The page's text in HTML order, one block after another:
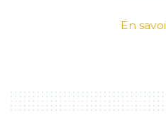
En